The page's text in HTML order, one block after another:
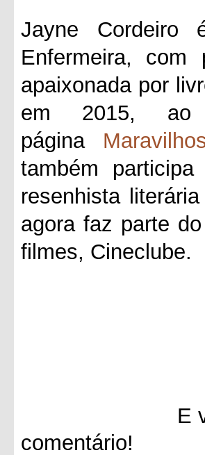
Jayne Cordeiro
Enfermeira, com
apaixonada por
em 2015, ao
página
também
resenhista
agora faz parte
filmes, Cineclube.
E você, o
comentário!